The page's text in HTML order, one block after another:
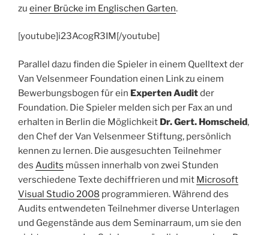
zu einer Brücke im Englischen Garten.
[youtube]i23AcogR3IM[/youtube]
Parallel dazu finden die Spieler in einem Quelltext der
Van Velsenmeer Foundation einen Link zu einem
Bewerbungsbogen für ein Experten Auditder
Foundation. Die Spieler melden sich per Fax an und
erhalten in Berlin die Möglichkeit Dr. Gert. Homscheid,
den Chef der Van Velsenmeer Stiftung, persönlich
kennen zu lernen. Die ausgesuchten Teilnehmer
des Audits müssen innerhalb von zwei Stunden
verschiedene Texte dechiffrieren und mit Microsoft
Visual Studio 2008 programmieren. Während des
Audits entwendeten Teilnehmer diverse Unterlagen
und Gegenstände aus dem Seminarraum, um sie den